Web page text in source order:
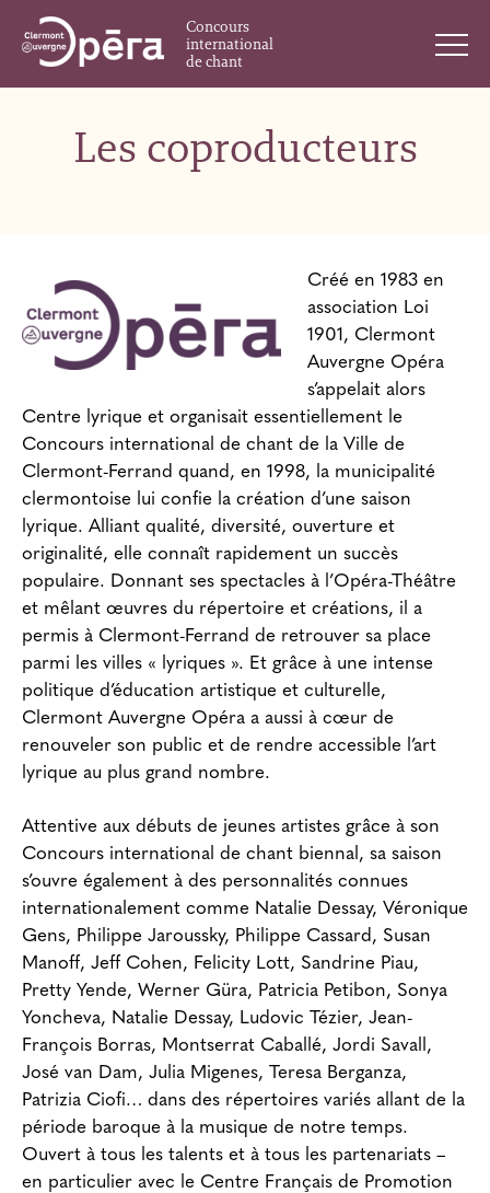
Concours
international
de chant
Les coproducteurs
Créé en 1983 en
association Loi
1901, Clermont
Auvergne Opéra
s’appelait alors
Centre lyrique et organisait essentiellement le
Concours international de chant de la Ville de
Clermont-Ferrand quand, en 1998, la municipalité
clermontoise lui confie la création d’une saison
lyrique. Alliant qualité, diversité, ouverture et
originalité, elle connaît rapidement un succès
populaire. Donnant ses spectacles à l’Opéra-Théâtre
et mêlant œuvres du répertoire et créations, il a
permis à Clermont-Ferrand de retrouver sa place
parmi les villes « lyriques ». Et grâce à une intense
politique d’éducation artistique et culturelle,
Clermont Auvergne Opéra a aussi à cœur de
renouveler son public et de rendre accessible l’art
lyrique au plus grand nombre.
Attentive aux débuts de jeunes artistes grâce à son
Concours international de chant biennal, sa saison
s’ouvre également à des personnalités connues
internationalement comme Natalie Dessay, Véronique
Gens, Philippe Jaroussky, Philippe Cassard, Susan
Manoff, Jeff Cohen, Felicity Lott, Sandrine Piau,
Pretty Yende, Werner Güra, Patricia Petibon, Sonya
Yoncheva, Natalie Dessay, Ludovic Tézier, Jean-
François Borras, Montserrat Caballé, Jordi Savall,
José van Dam, Julia Migenes, Teresa Berganza,
Patrizia Ciofi… dans des répertoires variés allant de la
période baroque à la musique de notre temps.
Ouvert à tous les talents et à tous les partenariats –
en particulier avec le Centre Français de Promotion